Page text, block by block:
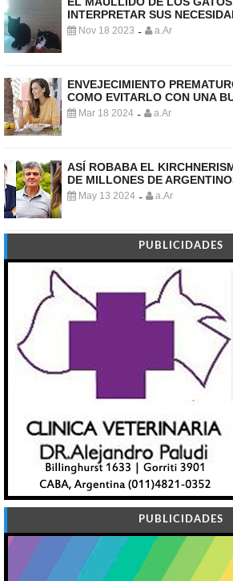
INTERPRETAR SUS
Nov 18 2023 - a.Ar
ENVEJECIMIENTO
COMO EVITARLO CON UNA
Mar 18 2024 - a.Ar
ASÍ ROBABA EL
DE MILLONES DE
May 13 2024 - a.Ar
PUBLICIDADES
PUBLICIDADES